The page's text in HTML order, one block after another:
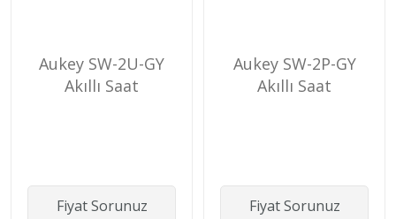
Aukey SW-2U-GY
Akıllı Saat
Fiyat Sorunuz
Aukey SW-2P-GY
Akıllı Saat
Fiyat Sorunuz